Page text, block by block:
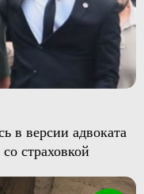
в версии адвоката
страховкой